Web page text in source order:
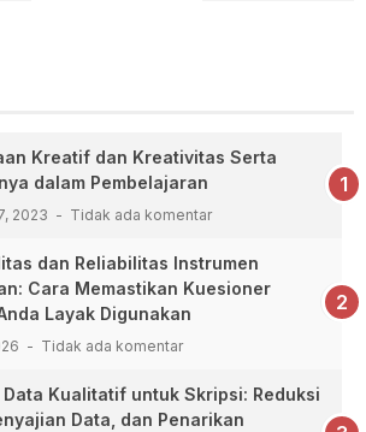
Kreatif dan Kreativitas Serta
dalam Pembelajaran
2023 Tidak ada komentar
dan Reliabilitas Instrumen
Cara Memastikan Kuesioner
Layak Digunakan
Tidak ada komentar
Kualitatif untuk Skripsi: Reduksi
Data, dan Penarikan